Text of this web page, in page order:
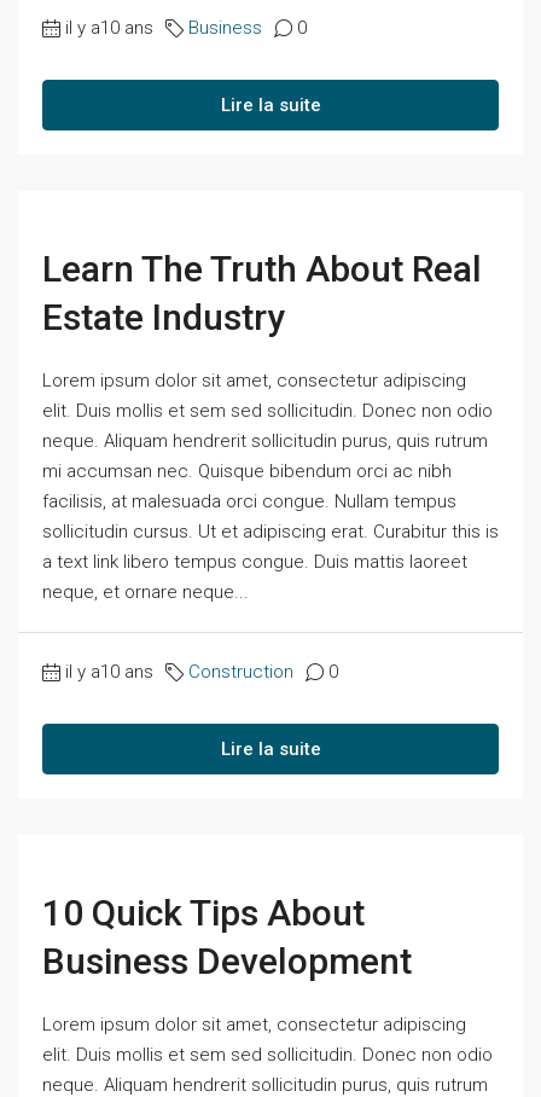
il y a10 ans Business 0
Lire la suite
Learn The Truth About Real
Estate Industry
Lorem ipsum dolor sit amet, consectetur adipiscing
elit. Duis mollis et sem sed sollicitudin. Donec non odio
neque. Aliquam hendrerit sollicitudin purus, quis rutrum
mi accumsan nec. Quisque bibendum orci ac nibh
facilisis, at malesuada orci congue. Nullam tempus
sollicitudin cursus. Ut et adipiscing erat. Curabitur this is
a text link libero tempus congue. Duis mattis laoreet
neque, et ornare neque...
il y a10 ans Construction 0
Lire la suite
10 Quick Tips About
Business Development
Lorem ipsum dolor sit amet, consectetur adipiscing
elit. Duis mollis et sem sed sollicitudin. Donec non odio
neque. Aliquam hendrerit sollicitudin purus, quis rutrum